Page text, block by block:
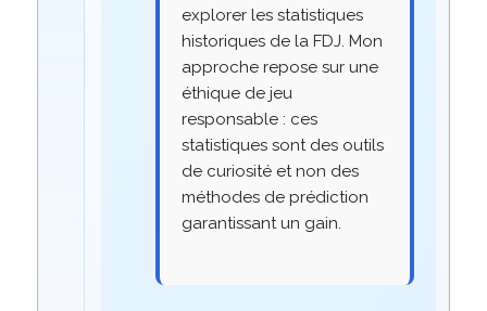
explorer les statistiques
historiques de la FDJ. Mon
approche repose sur une
éthique de jeu
responsable : ces
statistiques sont des outils
de curiosité et non des
méthodes de prédiction
garantissant un gain.